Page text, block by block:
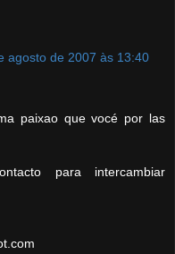
agosto de 2007 às 13:40
paixao que vocé por las
para intercambiar